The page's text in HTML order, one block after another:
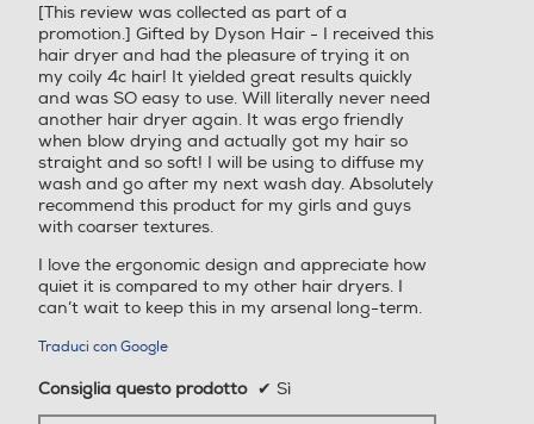
Elemento
riscaldante ultra
reattivo
Progettato con
10 lamine
riscaldanti nella
curva
dell'apparecchio.
Per riscaldare il
flusso d’aria in
stelle.
[This review was collected as part of a
promotion.] Gifted by Dyson Hair - I received this
hair dryer and had the pleasure of trying it on
my coily 4c hair! It yielded great results quickly
and was SO easy to use. Will literally never need
another hair dryer again. It was ergo friendly
when blow drying and actually got my hair so
straight and so soft! I will be using to diffuse my
wash and go after my next wash day. Absolutely
recommend this product for my girls and guys
with coarser textures.
I love the ergonomic design and appreciate how
quiet it is compared to my other hair dryers. I
can’t wait to keep this in my arsenal long-term.
Traduci con Google
Consiglia questo prodotto ✔ Sì